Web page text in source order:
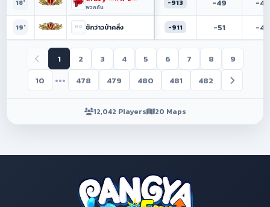
18°
พวกกัน -913 -49 -48
19° ชักว่าวบ้าคลั่ง -911 -51 -49
1 2 3 4 5 6 7 8
9
10
••• 478 479 480 481 482
12,042 Players 20 Maps